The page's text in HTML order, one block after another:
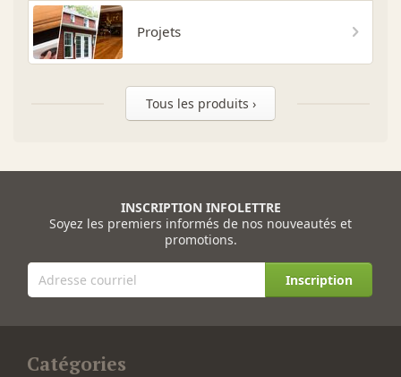
Projets
Tous les produits ›
INSCRIPTION INFOLETTRE
Soyez les premiers informés de nos nouveautés et
promotions.
Inscription
Catégories